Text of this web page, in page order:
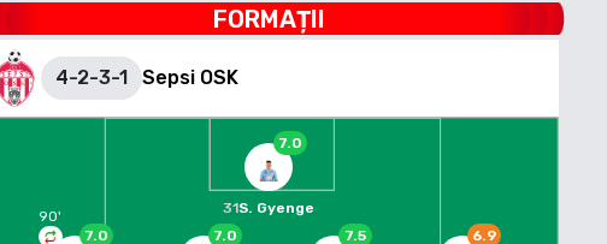
FORMAȚII
4-2-3-1 Sepsi OSK
7.0
31S. Gyenge
7.0
90'
7.0
7.5 6.9